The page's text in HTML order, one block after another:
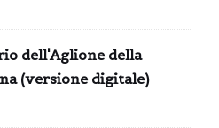
dell'Aglione della
(versione digitale)